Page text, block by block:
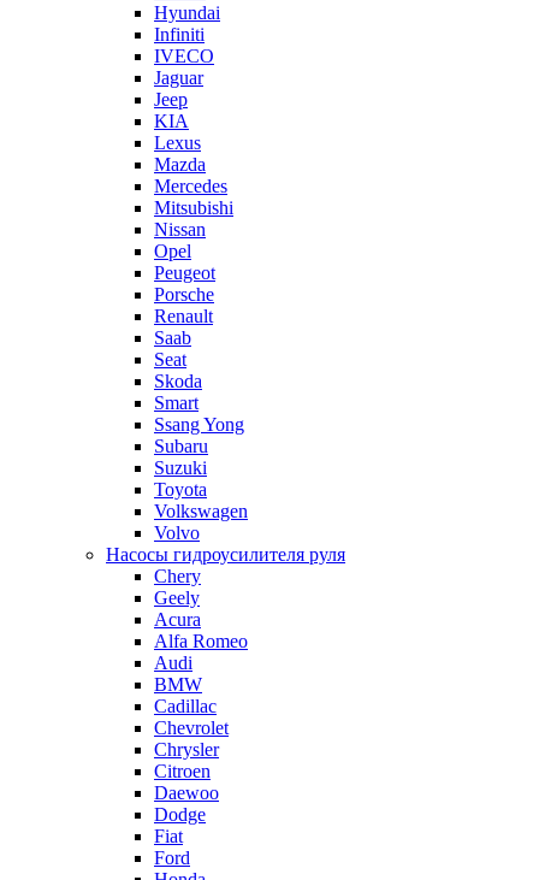
Hyundai
Infiniti
IVECO
Jaguar
Jeep
KIA
Lexus
Mazda
Mercedes
Mitsubishi
Nissan
Opel
Peugeot
Porsche
Renault
Saab
Seat
Skoda
Smart
Ssang Yong
Subaru
Suzuki
Toyota
Volkswagen
Volvo
Насосы гидроусилителя руля
Chery
Geely
Acura
Alfa Romeo
Audi
BMW
Cadillac
Chevrolet
Chrysler
Citroen
Daewoo
Dodge
Fiat
Ford